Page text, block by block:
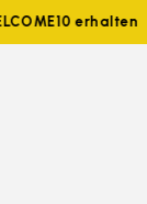
erhalten